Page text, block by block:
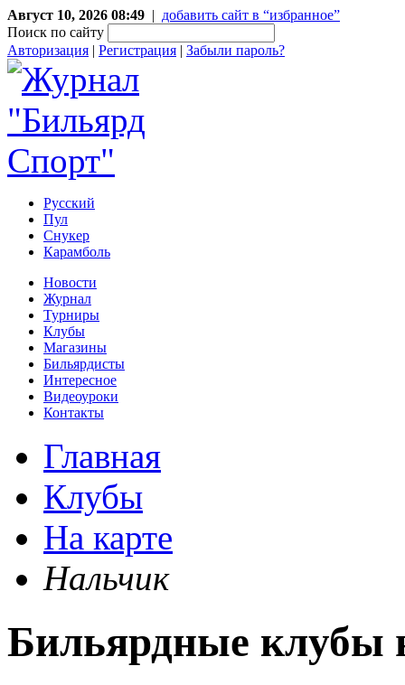
Август 10, 2026 08:49 | добавить сайт в “избранное”
Поиск по сайту
Авторизация | Регистрация | Забыли пароль?
Русский
Пул
Снукер
Карамболь
Новости
Журнал
Турниры
Клубы
Магазины
Бильярдисты
Интересное
Видеоуроки
Контакты
Главная
Клубы
На карте
Нальчик
Бильярдные клубы